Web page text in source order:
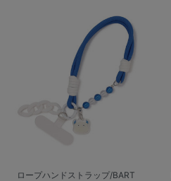
ロープハンドストラップ/BART